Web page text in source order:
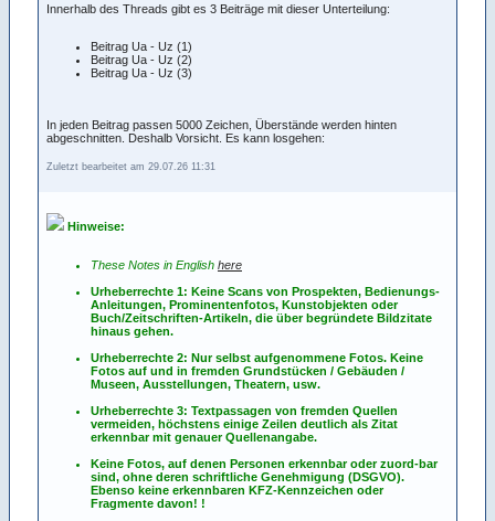
Innerhalb des Threads gibt es 3 Beiträge mit dieser Unterteilung:
Beitrag Ua - Uz (1)
Beitrag Ua - Uz (2)
Beitrag Ua - Uz (3)
In jeden Beitrag passen 5000 Zeichen, Überstände werden hinten
abgeschnitten. Deshalb Vorsicht. Es kann losgehen:
Zuletzt bearbeitet am 29.07.26 11:31
Hinweise:
These Notes in English here
Urheberrechte 1: Keine Scans von Prospekten, Bedienungs-
Anleitungen, Prominentenfotos, Kunstobjekten oder
Buch/Zeitschriften-Artikeln, die über begründete Bildzitate
hinaus gehen.
Urheberrechte 2: Nur selbst aufgenommene Fotos. Keine
Fotos auf und in fremden Grundstücken / Gebäuden /
Museen, Ausstellungen, Theatern, usw.
Urheberrechte 3: Textpassagen von fremden Quellen
vermeiden, höchstens einige Zeilen deutlich als Zitat
erkennbar mit genauer Quellenangabe.
Keine Fotos, auf denen Personen erkennbar oder zuord-bar
sind, ohne deren schriftliche Genehmigung (DSGVO).
Ebenso keine erkennbaren KFZ-Kennzeichen oder
Fragmente davon! !